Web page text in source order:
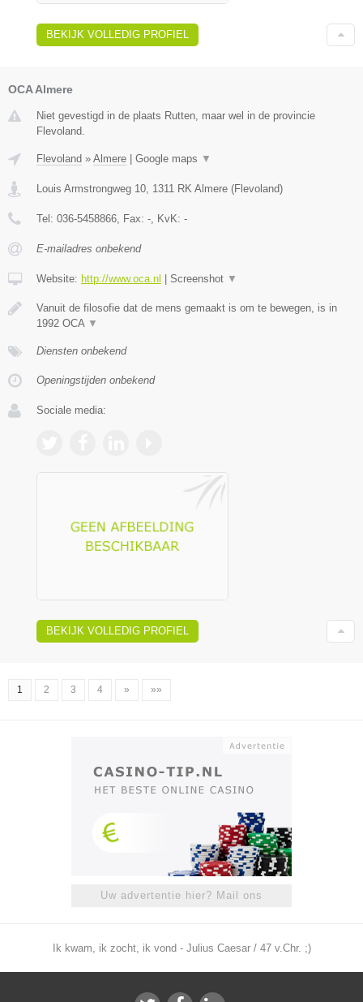
BEKIJK VOLLEDIG PROFIEL
OCA Almere
Niet gevestigd in de plaats Rutten, maar wel in de provincie
Flevoland.
Flevoland » Almere Google maps ▼
Louis Armstrongweg 10 1311 RK Almere (Flevoland)
Tel: 036-5458866 , Fax: - , KvK: -
E-mailadres onbekend
Website: http://www.oca.nl Screenshot ▼
Vanuit de filosofie dat de mens gemaakt is om te bewegen, is in
1992 OCA ▼
Diensten onbekend
Openingstijden onbekend
Sociale media:
BEKIJK VOLLEDIG PROFIEL
1 2 3 4 » »»
Uw advertentie hier? Mail ons
Ik kwam, ik zocht, ik vond - Julius Caesar / 47 v.Chr. ;)